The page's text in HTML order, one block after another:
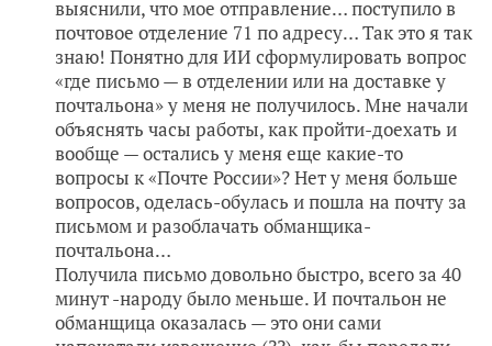
выяснили, что мое отправление… поступило в
почтовое отделение 71 по адресу… Так это я так
знаю! Понятно для ИИ сформулировать вопрос
«где письмо — в отделении или на доставке у
почтальона» у меня не получилось. Мне начали
объяснять часы работы, как пройти-доехать и
вообще — остались у меня еще какие-то
вопросы к «Почте России»? Нет у меня больше
вопросов, оделась-обулась и пошла на почту за
письмом и разоблачать обманщика-
почтальона…
Получила письмо довольно быстро, всего за 40
минут -народу было меньше. И почтальон не
обманщица оказалась — это они сами